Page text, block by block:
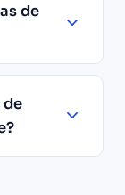
de
de